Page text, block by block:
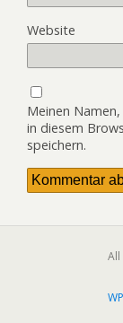
Website
Meinen
in diesem
speichern.